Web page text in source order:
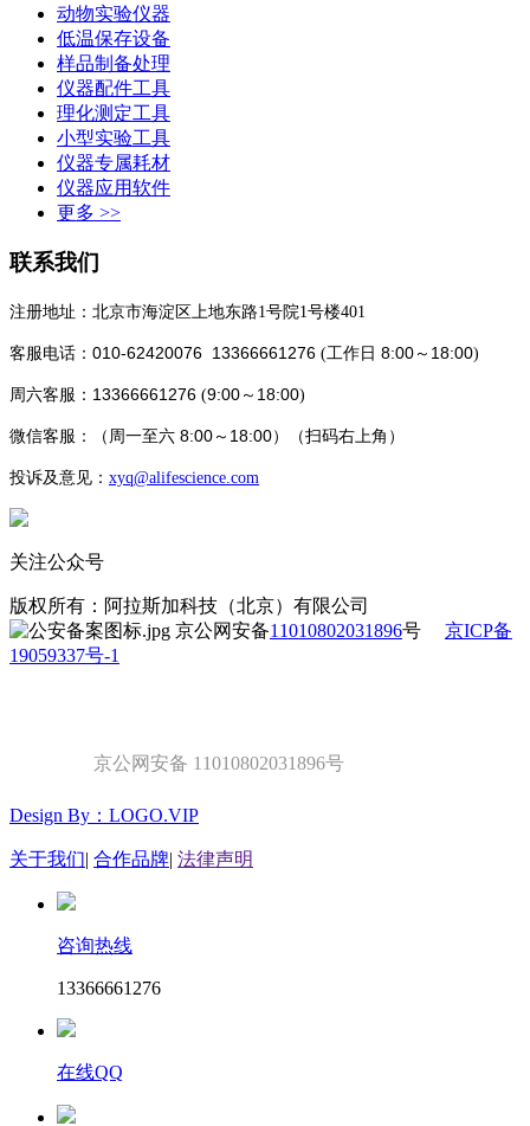
动物实验仪器
低温保存设备
样品制备处理
仪器配件工具
理化测定工具
小型实验工具
仪器专属耗材
仪器应用软件
更多 >>
联系我们
注册地址：北京市海淀区上地东路1号院1号楼401
客服电话： 010-62420076 13366661276 (工作日 8:00～18:00)
周六客服： 13366661276 (9:00～18:00)
微信客服： （ 周一至六 8:00～18:00）（扫码右上角）
投诉及意见： xyq@alifescience.com
关注公众号
版权所有：阿拉斯加科技（北京）有限公司
京公网安备11010802031896号 京ICP备
19059337号-1
京公网安备 11010802031896号
Design By：LOGO.VIP
关于我们| 合作品牌| 法律声明
咨询热线
13366661276
在线QQ